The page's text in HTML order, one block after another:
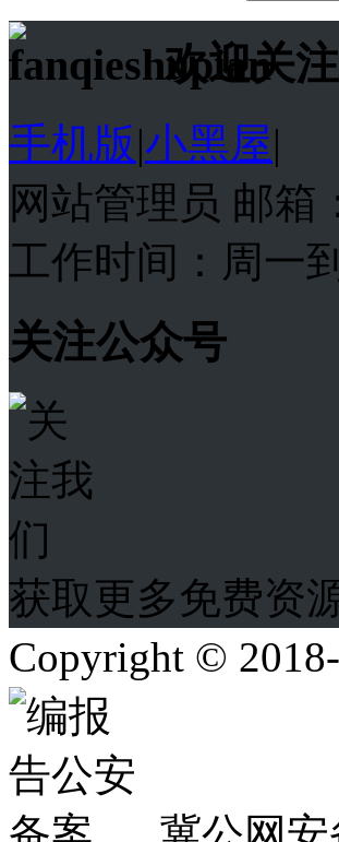
欢迎关
手机版|小黑屋|
网站管理员 邮箱
工作时间：周一
关注公众号
获取更多免费资
Copyright ©